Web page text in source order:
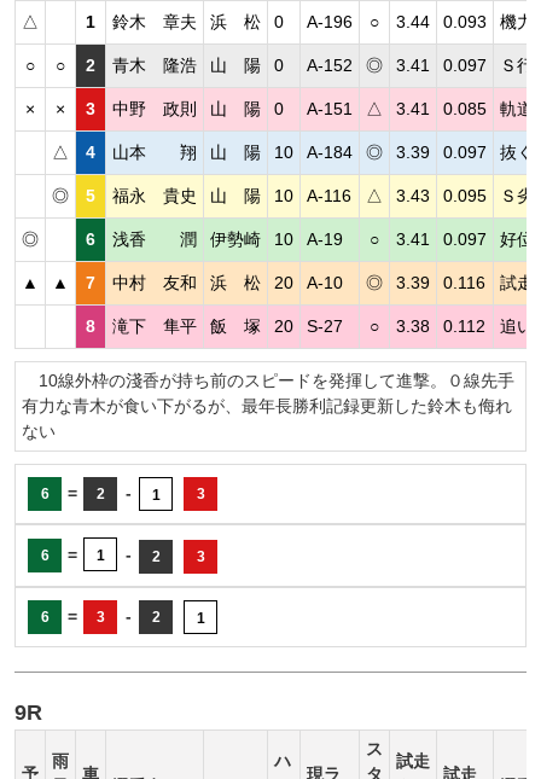
△ 1 鈴木 章夫 浜 松 0 A-196 ○ 3.44 0.093 機力
○ ○ 2 青木 隆浩 山 陽 0 A-152 ◎ 3.41 0.097 Ｓ行
× × 3 中野 政則 山 陽 0 A-151 △ 3.41 0.085 軌道
△ 4 山本 翔 山 陽 10 A-184 ◎ 3.39 0.097 抜く
◎ 5 福永 貴史 山 陽 10 A-116 △ 3.43 0.095 Ｓ劣
◎ 6 浅香 潤 伊勢崎 10 A-19 ○ 3.41 0.097 好位
▲ ▲ 7 中村 友和 浜 松 20 A-10 ◎ 3.39 0.116 試走
8 滝下 隼平 飯 塚 20 S-27 ○ 3.38 0.112 追い
10線外枠の淺香が持ち前のスピードを発揮して進撃。０線先手
有力な青木が食い下がるが、最年長勝利記録更新した鈴木も侮れ
ない
6 = 2 - 1 3
6 = 1 - 2 3
6 = 3 - 2 1
9R
予
雨
車
ハ
現ラ
ス
タ
試走
試走